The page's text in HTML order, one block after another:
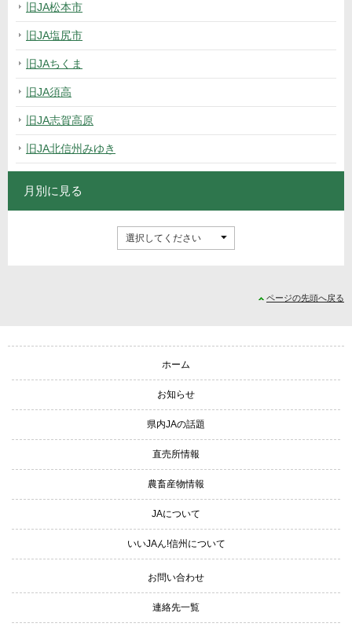
旧JA松本市
旧JA塩尻市
旧JAちくま
旧JA須高
旧JA志賀高原
旧JA北信州みゆき
月別に見る
サイトナビゲーション
ホーム
お知らせ
県内JAの話題
直売所情報
農畜産物情報
JAについて
いいJAん!信州について
お問い合わせ
連絡先一覧
ページの先頭へ戻る